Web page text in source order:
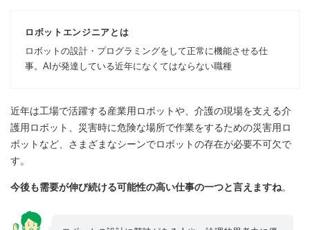
ロボットエンジニアとは
ロボットの設計・プログラミングをして正常に機能させる仕
事。AIが発達している近年になくてはならない職種
近年は工場で活躍する産業用ロボットや、介護の現場を支える介
護用ロボット、災害時に危険な場所で作業をするための災害用ロ
ボットなど、さまざまなシーンでロボットの存在が必要不可欠で
す。
今後も需要が伸び続ける可能性の高い仕事の一つと言えますね。